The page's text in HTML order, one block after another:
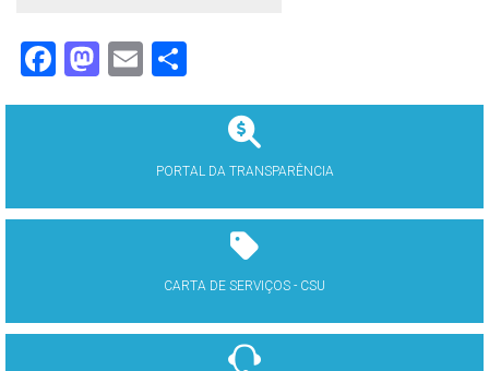
Facebook
Mastodon
Email
PORTAL DA TRANSPARÊNCIA
CARTA DE SERVIÇOS - CSU